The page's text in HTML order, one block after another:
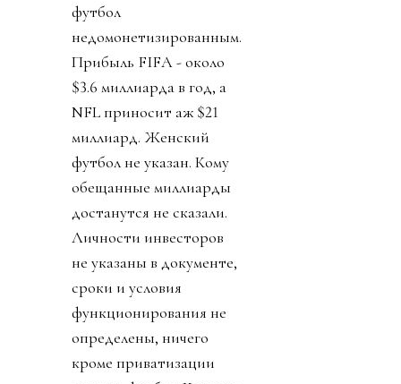
футбол
недомонетизированным.
Прибыль FIFA - около
$3.6 миллиарда в год, а
NFL приносит аж $21
миллиард. Женский
футбол не указан. Кому
обещанные миллиарды
достанутся не сказали.
Личности инвесторов
не указаны в документе,
сроки и условия
функционирования не
определены, ничего
кроме приватизации